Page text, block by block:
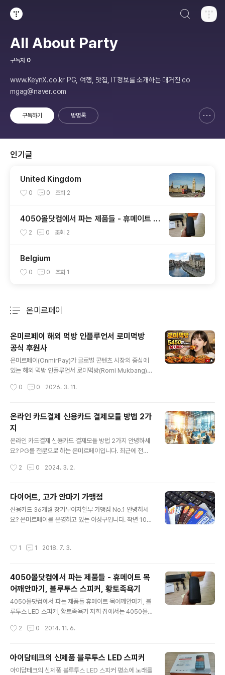
All About Party
구독자 0
www.KeynX.co.kr PG, 여행, 맛집, IT정보를 소개하는 매거진 co
mgag@naver.com
구독하기 방명록
인기글
United Kingdom
0 0 조회 2
4050몰닷컴에서 파는 제품들 - 휴메이트 목
어깨안마기, 블루투스 스피커, 황토족욕기
2 0 조회 2
Belgium
0 0 조회 1
온미르페이
온미르페이 해외 먹방 인플루언서 로미먹방
공식 후원사
온미르페이(OnmirPay)가 글로벌 콘텐츠 시장의 중심에
있는 해외 먹방 인플루언서 로미먹방(Romi Mukbang)의
드립니다. 2026년 기준, 인플루언서와 글로벌 팬덤을 잇
니다. 1. 글로벌 후원 생태계의 혁신: 경계 없는 결제 솔루션
로미먹방의 콘텐츠는 국경을 넘어 전 세계 팬들에게 즐거
움을 선사합니다. 온미르페이는 이러한 글로벌 팬덤이 언
어와 국가의 장벽 없이 후원에 참여할 수 있도록 최적화된
비대면 결제 시스템을 제공합니다. 해외 카드 수기 및 링크
A), 마스터(MasterCard) 등 해외 주요 카드로 즉시 후원
0 0 2026. 3. 11.
온라인 카드결제 신용카드 결제모듈 방법 2가
지
온라인 카드결제 신용카드 결제모듈 방법 2가지 안녕하세
요? PG를 전문으로 하는 온미르페이입니다. 최근에 전화
실 아주 간단하게 말씀을 드리면 결제모듈을 드리면 바로
하게 되면 정산처리, 수수료, 입금, 송금 등 다양한 내용이
담긴 화일형태입니다. 프로그래머가 보통 2~3시간 안에
처리할 수 있는 문제로 디자이너에 의해 실제로 구동하는
랜딩페이지를 제작한 뒤에 이뤄지는 과정입니다. 분야에
건 결제를 하실 페이지를 제작하시고 그 안에 결제할 상품
2 0 2024. 3. 2.
다이어트, 고가 안마기 가맹점
신용카드 36개월 장기무이자할부 가맹점 No.1 안녕하세
요? 온미르페이를 운영하고 있는 이성구입니다. 작년 10월
있습니다. 국내외 여행사, 고가의 제품판매, 다이어트제품,
서 진일보하여 36개월 시장으로 진입하여 기업의 매출에
보탬이 되는 솔루션이라는 것을 반증하는 사례입니다. 따
라서, 각 분야의 업계를 선도하는 기업들은 이 서비스를 선
택해야 한다고 과감하게 말씀드리고 싶습니다. 현재 자전
건강 위주의 다이어트 식품 고가의 가구..
1 1 2018. 7. 3.
4050몰닷컴에서 파는 제품들 - 휴메이트 목
어깨안마기, 블루투스 스피커, 황토족욕기
4050몰닷컴에서 파는 제품들 휴메이트 목어깨안마기, 블
루투스 LED 스피커, 황토족욕기 저희 집에서는 4050몰
장히 많아요 다른곳보다 저렴한 가격에 품질도 좋아서 자
피커가 있습니다! 4050몰닷컴에서 발견하자마자 마음을
빼앗겼어요~ 생긴것부터 깔끔하니 맘에 드는데 LED 스피
커로 노래를 틀면 불빛이 켜지는데 그것도 랜덤으로 막 나
2 0 2014. 11. 6.
아이담테크의 신제품 블루투스 LED 스피커
아이담테크의 신제품 블루투스 LED 스피커 평소에 노래를